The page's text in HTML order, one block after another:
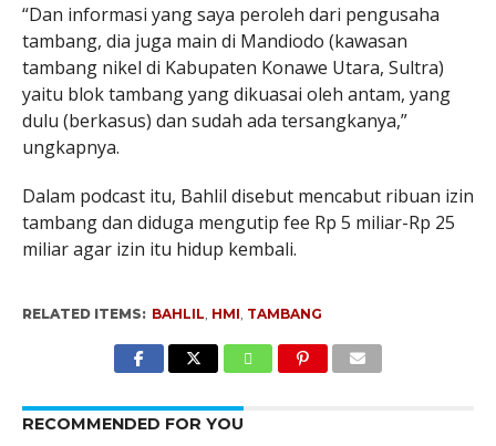
“Dan informasi yang saya peroleh dari pengusaha
tambang, dia juga main di Mandiodo (kawasan
tambang nikel di Kabupaten Konawe Utara, Sultra)
yaitu blok tambang yang dikuasai oleh antam, yang
dulu (berkasus) dan sudah ada tersangkanya,”
ungkapnya.
Dalam podcast itu, Bahlil disebut mencabut ribuan izin
tambang dan diduga mengutip fee Rp 5 miliar-Rp 25
miliar agar izin itu hidup kembali.
RELATED ITEMS: BAHLIL HMI TAMBANG
RECOMMENDED FOR YOU